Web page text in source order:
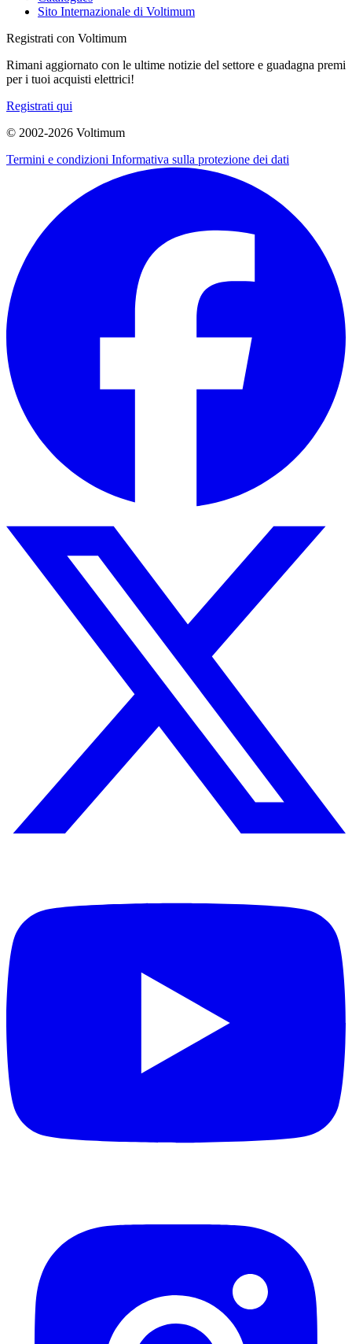
Sito Internazionale di Voltimum
Registrati con Voltimum
Rimani aggiornato con le ultime notizie del settore e guadagna premi
per i tuoi acquisti elettrici!
Registrati qui
© 2002-2026 Voltimum
Termini e condizioni Informativa sulla protezione dei dati